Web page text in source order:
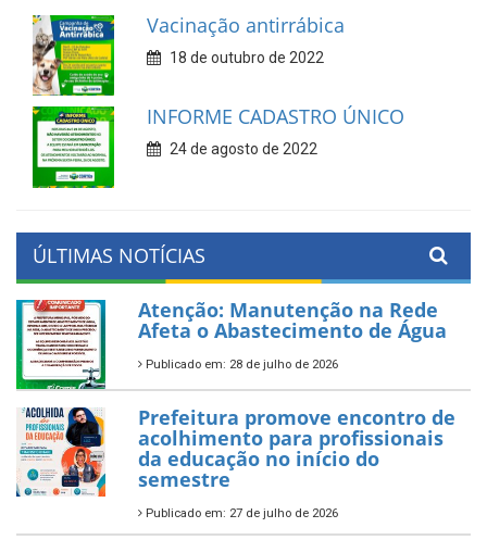
Vacinação antirrábica
18 de outubro de 2022
INFORME CADASTRO ÚNICO
24 de agosto de 2022
ÚLTIMAS NOTÍCIAS
Atenção: Manutenção na Rede
Afeta o Abastecimento de Água
Publicado em: 28 de julho de 2026
Prefeitura promove encontro de
acolhimento para profissionais
da educação no início do
semestre
Publicado em: 27 de julho de 2026